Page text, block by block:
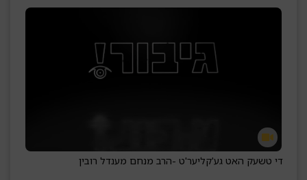
די טשעק האט גע'קליער'ט -הרב מנחם מענדל רובין